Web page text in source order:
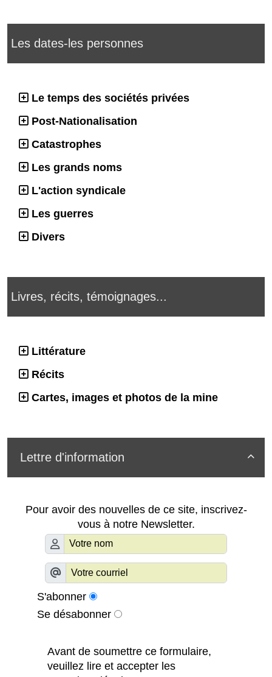
Les dates-les personnes
Le temps des sociétés privées
Post-Nationalisation
Catastrophes
Les grands noms
L'action syndicale
Les guerres
Divers
Livres, récits, témoignages...
Littérature
Récits
Cartes, images et photos de la mine

Lettre d'information
Pour avoir des nouvelles de ce site, inscrivez-
vous à notre Newsletter.
S'abonner
Se désabonner
Avant de soumettre ce formulaire,
veuillez lire et accepter les